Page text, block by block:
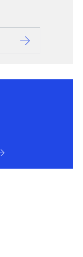
S’inscrire